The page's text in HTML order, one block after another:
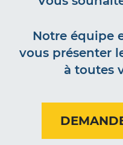
Notre équipe
vous présenter
à toutes